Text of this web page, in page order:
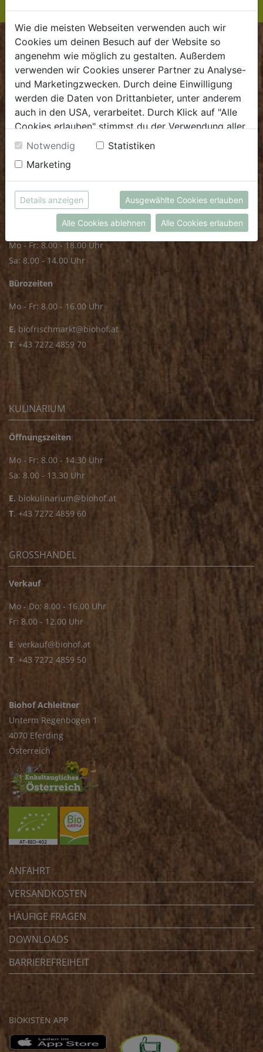
BIOKISTE
Kundenservice
Mo - Do: 8.00 - 16.00 Uhr
Fr: 8.00 - 15.00 Uhr
.+43 7272 2597
FRISCHMARKT
Öffnungszeiten
Mo - Fr: 8.00 - 18.00 Uhr
Sa: 8.00 - 14.00 Uhr
Bürozeiten
Mo - Fr: 8.00 - 16.00 Uhr
E. biofrischmarkt@biohof.at
T. +43 7272 4859 70
KULINARIUM
Öffnungszeiten
Mo - Fr: 8.00 - 14.30 Uhr
Sa: 8.00 - 13.30 Uhr
E. biokulinarium@biohof.at
T. +43 7272 4859 60
GROSSHANDEL
Verkauf
Mo - Do: 8.00 - 16.00 Uhr
Fr: 8.00 - 12.00 Uhr
E. verkauf@biohof.at
T. +43 7272 4859 50
Biohof Achleitner
Unterm Regenbogen 1
4070 Eferding
Österreich
ANFAHRT
VERSANDKOSTEN
HÄUFIGE FRAGEN
DOWNLOADS
BARRIEREFREIHEIT
BIOKISTEN APP
Wie die meisten Webseiten verwenden auch wir
Cookies um deinen Besuch auf der Website so
angenehm wie möglich zu gestalten. Außerdem
verwenden wir Cookies unserer Partner zu Analyse-
und Marketingzwecken. Durch deine Einwilligung
werden die Daten von Drittanbieter, unter anderem
auch in den USA, verarbeitet. Durch Klick auf "Alle
Cookies erlauben" stimmst du der Verwendung aller
Cookies zu. Unter "Details anzeigen" findest du alle
Infos zu den unterschiedlichen Cookies, du kannst
auch entscheiden, welche Cookies du erlauben
möchtest.
Weitere Informationen findest du in unserer
Datenschutzerklärung
bzw. imImpressum
Notwendig
Statistiken
Marketing
Details anzeigen Ausgewählte Cookies erlauben
Alle Cookies ablehnen Alle Cookies erlauben